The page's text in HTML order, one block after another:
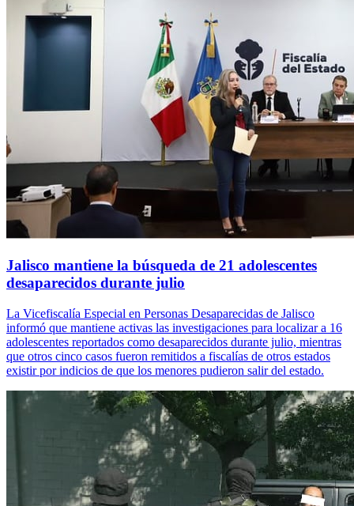
Jalisco mantiene la búsqueda de 21 adolescentes
desaparecidos durante julio
La Vicefiscalía Especial en Personas Desaparecidas de Jalisco
informó que mantiene activas las investigaciones para localizar a 16
adolescentes reportados como desaparecidos durante julio, mientras
que otros cinco casos fueron remitidos a fiscalías de otros estados
existir por indicios de que los menores pudieron salir del estado.